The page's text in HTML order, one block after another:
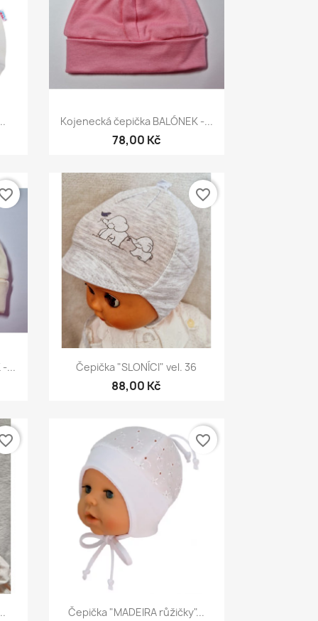
Rychlý náhled
Kojenecká čepička BALÓNEK -...
78,00 Kč
-... Rychlý náhled
Čepička "SLONÍCI" vel. 36
88,00 Kč
favorite_border
Rychlý náhled
Čepička "MADEIRA růžičky"...
favorite_border